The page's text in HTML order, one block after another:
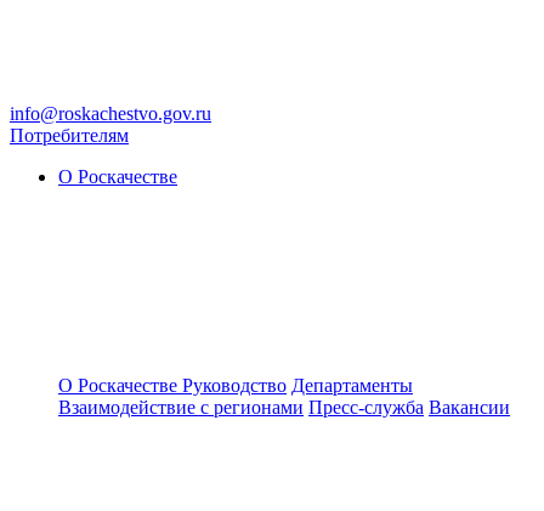
info@roskachestvo.gov.ru
Потребителям
О Роскачестве
О Роскачестве Руководство Департаменты
Взаимодействие с регионами Пресс-служба Вакансии